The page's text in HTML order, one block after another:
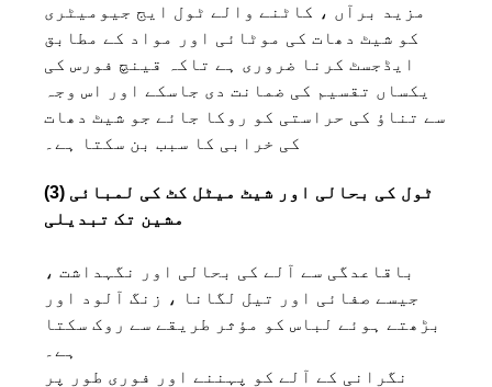
مزید برآں ، کاٹنے والے ٹول ایج جیومیٹری
کو شیٹ دھات کی موٹائی اور مواد کے مطابق
ایڈجسٹ کرنا ضروری ہے تاکہ قینچ فورس کی
یکساں تقسیم کی ضمانت دی جاسکے اور اس وجہ
سے تناؤ کی حراستی کو روکا جائے جو شیٹ دھات
کی خرابی کا سبب بن سکتا ہے۔
(3) ٹول کی بحالی اور شیٹ میٹل کٹ کی لمبائی
مشین تک تبدیلی
باقاعدگی سے آلے کی بحالی اور نگہداشت ،
جیسے صفائی اور تیل لگانا ، زنگ آلود اور
بڑھتے ہوئے لباس کو مؤثر طریقے سے روک سکتا
ہے۔
نگرانی کے آلے کو پہننے اور فوری طور پر